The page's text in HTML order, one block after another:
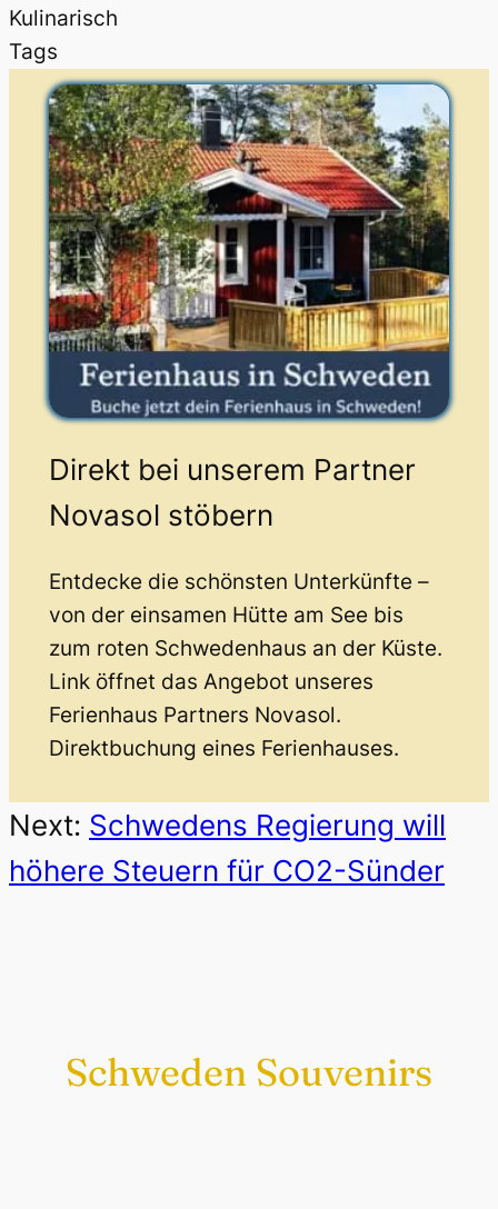
Kulinarisch
Tags
Direkt bei unserem Partner
Novasol stöbern
Entdecke die schönsten Unterkünfte –
von der einsamen Hütte am See bis
zum roten Schwedenhaus an der Küste.
Link öffnet das Angebot unseres
Ferienhaus Partners Novasol.
Direktbuchung eines Ferienhauses.
Next: Schwedens Regierung will
höhere Steuern für CO2-Sünder
Schweden Souvenirs